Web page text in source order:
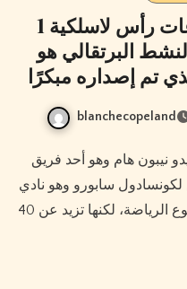
سماعات رأس لاسلكية 1more Sonoflow
البرتقالي هو
تم إصداره مبكرًا
blanchecopeland
لكونسادول سابورو وهو نادي